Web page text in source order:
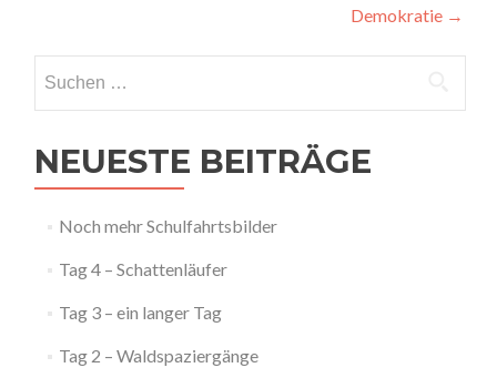
Demokratie →
nach:
NEUESTE BEITRÄGE
Noch mehr Schulfahrtsbilder
Tag 4 – Schattenläufer
Tag 3 – ein langer Tag
Tag 2 – Waldspaziergänge